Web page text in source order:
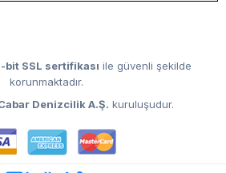
bit SSL sertifikası ile güvenli şekilde
korunmaktadır.
Denizcilik A.Ş. kuruluşudur.